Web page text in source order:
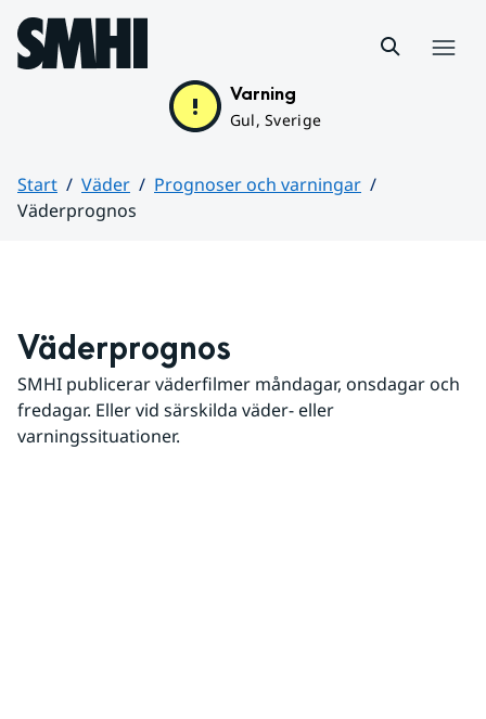
Hoppa till sidans innehåll
Varning
Gul, Sverige
Start Väder
Prognoser och varningar
Väderprognos
Väderprognos
SMHI publicerar väderfilmer måndagar, onsdagar och
fredagar. Eller vid särskilda väder- eller
varningssituationer.